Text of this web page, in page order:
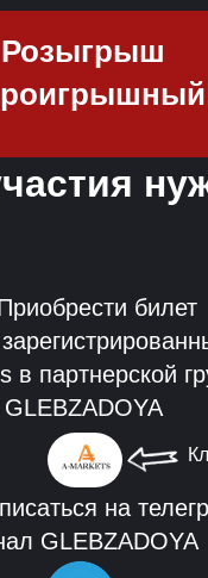
Розыгрыш
билет
в партнерской
GLEBZADOYA
на
GLEBZADOYA